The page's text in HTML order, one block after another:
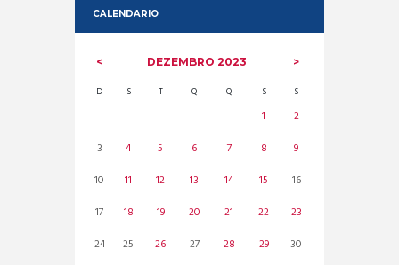
CALENDARIO
DEZEMBRO2023
D S T Q Q S S
1
2
3
4 5 6 7 8
9
10
11 12 13 14 15
16
17
18 19 20 21 22
23
24
25 26 27 28 29 30